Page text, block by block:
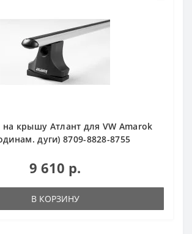
на крышу Атлант для VW Amarok
дуги) 8709-8828-8755
9 610 р.
В КОРЗИНУ